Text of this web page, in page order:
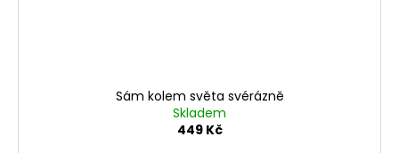
Sám kolem světa svérázně
Skladem
449 Kč